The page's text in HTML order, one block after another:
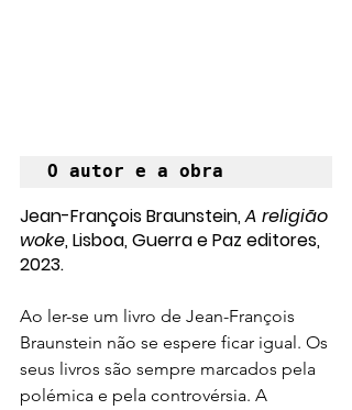
O autor e a obra
Jean-François Braunstein, A religião
woke, Lisboa, Guerra e Paz editores,
2023.
Ao ler-se um livro de Jean-François
Braunstein não se espere ficar igual. Os
seus livros são sempre marcados pela
polémica e pela controvérsia. A